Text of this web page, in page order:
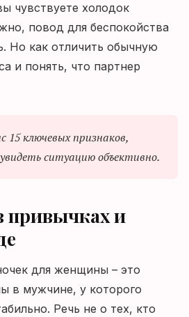
чувствуете холодок
повод для беспокойства
Но как отличить обычную
и понять, что партнер
15 ключевых признаков,
ситуацию объективно.
привычках и
для женщины – это
в мужчине, у которого
Речь не о тех, кто